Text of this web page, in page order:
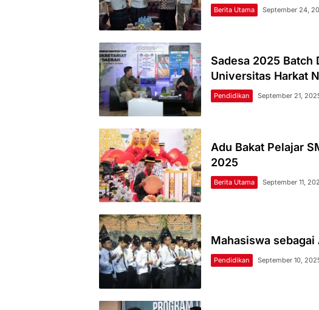
Berita Utama September 24,
Sadesa 2025 Batch
Universitas Harkat
Pendidikan September 21,
Adu Bakat Pelajar
2025
Berita Utama September 11,
Mahasiswa sebagai
Pendidikan September 10,